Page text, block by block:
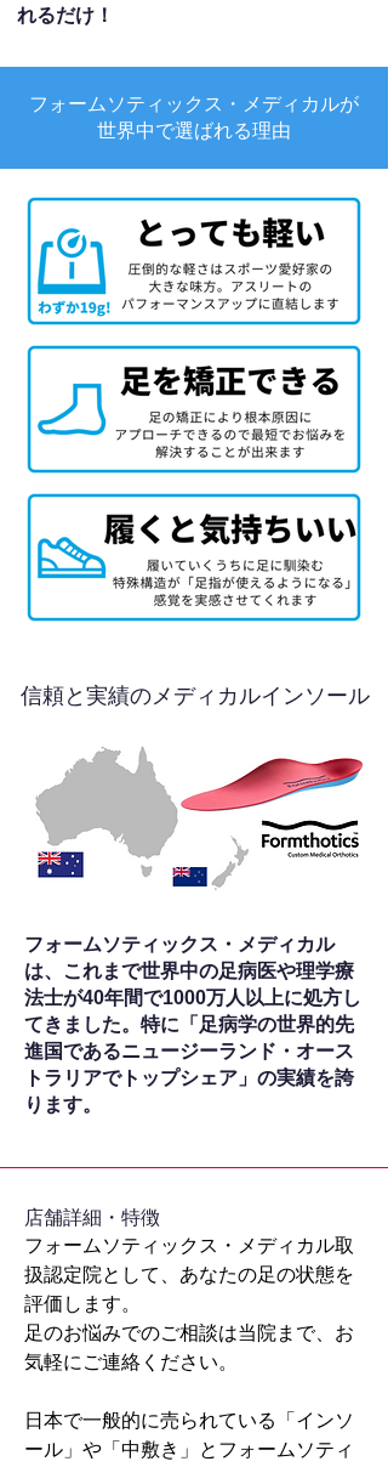
れるだけ！
フォームソティックス・メディカルが
世界中で選ばれる理由
信頼と実績のメディカルインソール
フォームソティックス・メディカル
は、これまで世界中の足病医や理学療
法士が40年間で1000万人以上に処方し
てきました。特に「足病学の世界的先
進国であるニュージーランド・オース
トラリアでトップシェア」の実績を誇
ります。
​店舗詳細・特徴
フォームソティックス・メディカル取
扱認定院として、あなたの足の状態を
評価します。
足のお悩みでのご相談は当院まで、お
気軽にご連絡ください。
日本で一般的に売られている「インソ
ール」や「中敷き」とフォームソティ